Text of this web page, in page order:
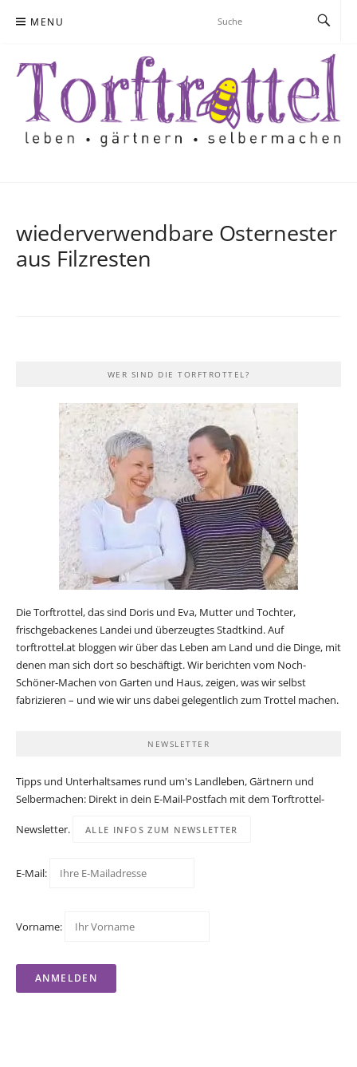
MENU
wiederverwendbare Osternester
aus Filzresten
WER SIND DIE TORFTROTTEL?
Die Torftrottel, das sind Doris und Eva, Mutter und Tochter,
frischgebackenes Landei und überzeugtes Stadtkind. Auf
torftrottel.at bloggen wir über das Leben am Land und die Dinge, mit
denen man sich dort so beschäftigt. Wir berichten vom Noch-
Schöner-Machen von Garten und Haus, zeigen, was wir selbst
fabrizieren – und wie wir uns dabei gelegentlich zum Trottel machen.
NEWSLETTER
Tipps und Unterhaltsames rund um's Landleben, Gärtnern und
Selbermachen: Direkt in dein E-Mail-Postfach mit dem Torftrottel-
Newsletter. ALLE INFOS ZUM NEWSLETTER
E-Mail:
Vorname: